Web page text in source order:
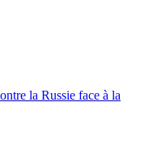
la Russie face à la